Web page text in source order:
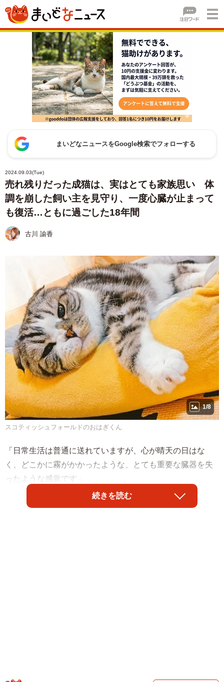
まいどなニュースをGoogle検索でフォローする
2024.09.03(Tue)
売れ残りだった成猫は、実はとても家族思い 体
調を崩した飼い主を見守り、一度心臓が止まって
も復活…ともに過ごした18年間
古川 諭香
1/8
スコティッシュフォールドのおはぎくん
「日常生活は普通に送れていますが、心が晴天の日はな
く、どこかに霧がかかったような、とても重要な臓器を失
ったような感覚です」
2024年6月に愛猫おはぎくんを亡くした飼い主のohagi1328
続きを読む